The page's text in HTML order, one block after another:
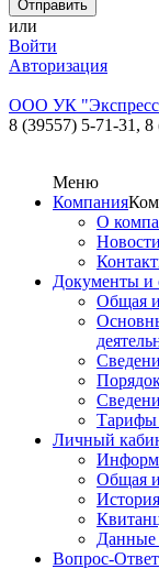
или
Войти
Авторизация
ООО УК
8 (39557) 5-71-31, 8
Меню
Компания
О
Новости
Документы и
Общая
Тарифы
Личный
Общая
Данные
Вопрос-Ответ